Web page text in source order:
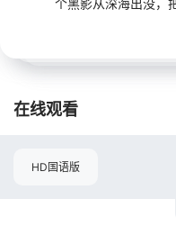
在线观看
HD国语版